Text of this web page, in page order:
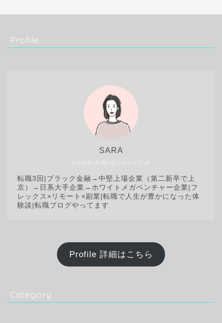
Profile
@未経験×転職3回でキャリアUP
SARA
転職3回| ブラック金融→中堅上場企業（第二新卒で上
京）→日系大手企業→ホワイトメガベンチャー企業|フ
レックス×リモート×副業|転職で人生が豊かになった体
験談|転職ブログやってます
Profile 詳細はこちら
Category